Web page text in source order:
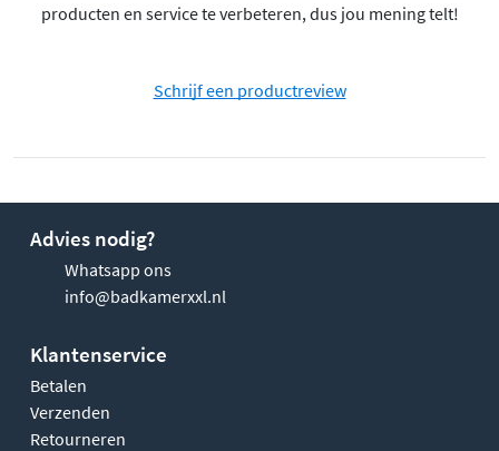
producten en service te verbeteren, dus jou mening telt!
Schrijf een productreview
Advies nodig?
Whatsapp ons
info@badkamerxxl.nl
Klantenservice
Betalen
Verzenden
Retourneren